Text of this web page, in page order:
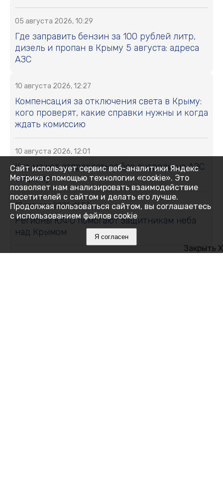
05 августа 2026, 10:29
Где заправить бензин за 100 рублей литр,
дизель и пропан в Крыму 5 августа: адреса
АЗС
10 августа 2026, 12:27
Компенсация за отключения света в Крыму:
кого проверят, какие справки нужны и когда
ждать комиссию
10 августа 2026, 12:01
Кто может заправляться без очереди на АЗС
в Крыму
10 августа 2026, 11:53
Регионы ЮФО помогают защитникам неба
над Крымом
Закрыть X
Сайт использует сервис веб-аналитики Яндекс
Метрика с помощью технологии «cookie». Это
позволяет нам анализировать взаимодействие
посетителей с сайтом и делать его лучше.
Продолжая пользоваться сайтом, вы соглашаетесь
с использованием файлов cookie
Я согласен